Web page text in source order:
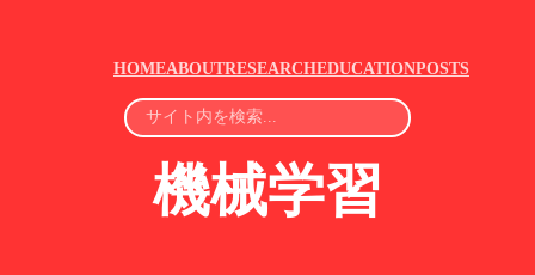
HOMEABOUTRESEARCHEDUCATIONPOSTS
機械学習